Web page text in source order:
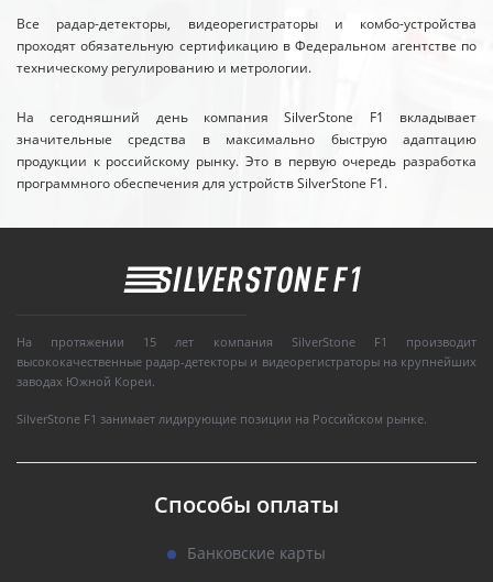
Все радар-детекторы, видеорегистраторы и комбо-устройства
проходят обязательную сертификацию в Федеральном агентстве по
техническому регулированию и метрологии.
На сегодняшний день компания SilverStone F1 вкладывает
значительные средства в максимально быструю адаптацию
продукции к российскому рынку. Это в первую очередь разработка
программного обеспечения для устройств SilverStone F1.
На протяжении 15 лет компания SilverStone F1 производит
высококачественные радар-детекторы и видеорегистраторы на крупнейших
заводах Южной Кореи.
SilverStone F1 занимает лидирующие позиции на Российском рынке.
Способы оплаты
Банковские карты